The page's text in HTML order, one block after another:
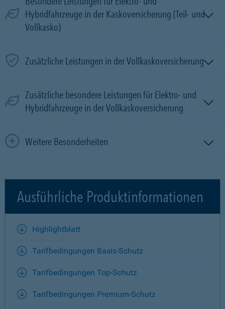
Hybridfahrzeuge in der Kaskoversicherung (Teil- und
Vollkasko)
Zusätzliche Leistungen in der Vollkaskoversicherung
Zusätzliche besondere Leistungen für Elektro- und
Hybridfahrzeuge in der Vollkaskoversicherung
Weitere Besonderheiten
Ausführliche Produktinformationen
Highlightblatt
Tarifbedingungen Basis-Schutz
Tarifbedingungen Top-Schutz
Tarifbedingungen Premium-Schutz